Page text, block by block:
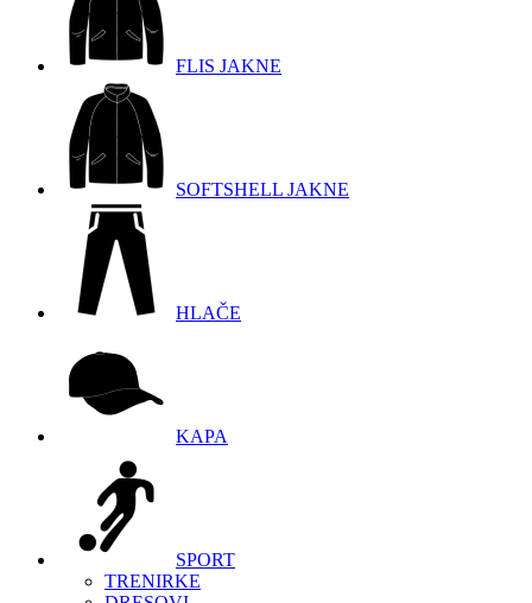
FLIS JAKNE
SOFTSHELL JAKNE
HLAČE
KAPA
SPORT
TRENIRKE